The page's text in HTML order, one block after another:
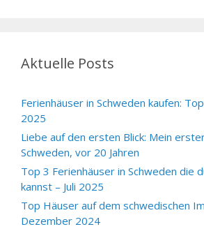
Aktuelle Posts
Ferienhäuser in Schweden kaufen:
2025
Liebe auf den ersten Blick: Mein
Schweden, vor 20 Jahren
Top 3 Ferienhäuser in Schweden die
kannst – Juli 2025
Top Häuser auf dem schwedischen
Dezember 2024